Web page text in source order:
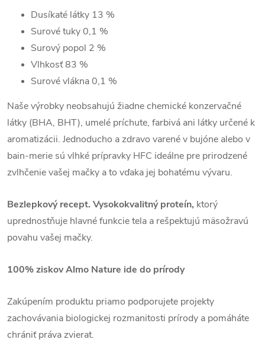
Dusíkaté látky 13 %
Surové tuky 0,1 %
Surový popol 2 %
Vlhkosť83 %
Surové vlákna 0,1 %
Naše výrobky neobsahujú žiadne chemické konzervačné
látky (BHA, BHT), umelé príchute, farbivá ani látky určené k
aromatizácii. Jednoducho a zdravo varené v bujóne alebo v
bain-merie sú vlhké prípravky HFC ideálne pre prirodzené
zvlhčenie vašej mačky a to vďaka jej bohatému vývaru.
Bezlepkový recept. Vysokokvalitný proteín, ktorý
uprednostňuje hlavné funkcie tela a rešpektujú mäsožravú
povahu vašej mačky.
100% ziskov Almo Nature ide do prírody
Zakúpením produktu priamo podporujete projekty
zachovávania biologickej rozmanitosti prírody a pomáháte
chrániť práva zvierat.